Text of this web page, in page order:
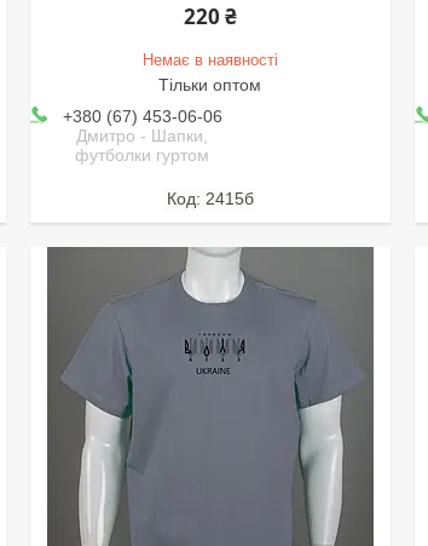
220 ₴
Немає в наявності
Тільки оптом
+380 (67) 453-06-06
Дмитро - Шапки,
футболки гуртом
2415б